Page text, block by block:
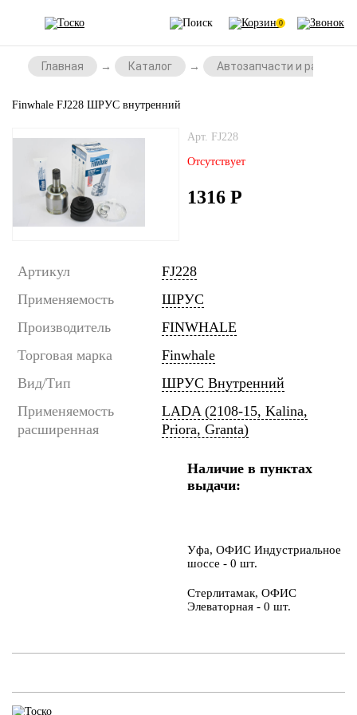
0
Главная Каталог Автозапчасти и
Finwhale FJ228 ШРУС внутренний
Арт. FJ228
Отсутствует
1316 Р
Артикул
FJ228
Применяемость
ШРУС
Производитель
FINWHALE
Торговая марка
Finwhale
Вид/Тип
ШРУС Внутренний
Применяемость
расширенная
LADA (2108-15, Kalina,
Priora, Granta)
Наличие в пунктах
выдачи:
Уфа, ОФИС Индустриальное
шоссе - 0 шт.
Стерлитамак, ОФИС
Элеваторная - 0 шт.